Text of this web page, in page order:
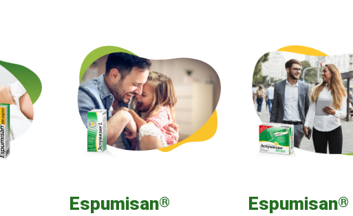
Espumisan® Espumisan®